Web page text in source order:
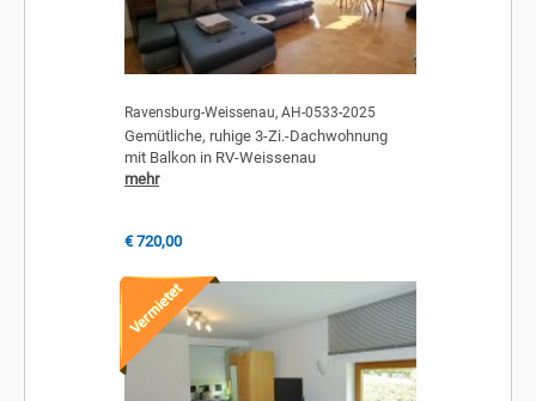
Ravensburg-Weissenau, AH-0533-2025
Gemütliche, ruhige 3-Zi.-Dachwohnung
mit Balkon in RV-Weissenau
mehr
€ 720,00